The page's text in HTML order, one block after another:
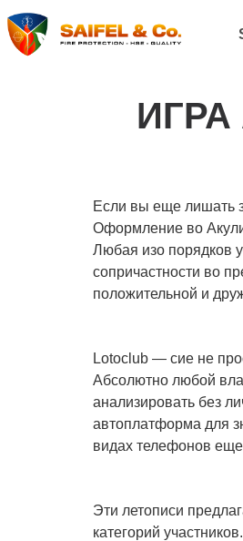
Если вы еще лишать
Оформление во
Любая изо порядков
сопричастности во
положительной и
Lotoclub — сие не
Абсолютно любой
анализировать без
автоплатформа для
видах телефонов
Эти летописи
категорий